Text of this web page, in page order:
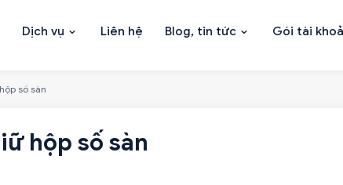
Dịch vụ Liên hệ Blog, tin tức Gói tài
số sàn
hộp số sàn